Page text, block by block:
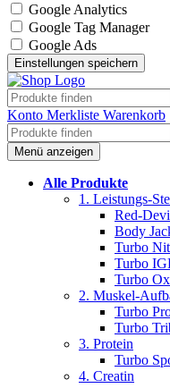
Google Analytics
Google Tag Manager
Google Ads
Konto Merkliste Warenkorb
Menü anzeigen
Alle Produkte
1. Leistungs-
Red-
Body
Turbo
Turbo
Turbo
2. Muskel-
Turbo
Turbo
3. Protein
Turbo
4. Creatin